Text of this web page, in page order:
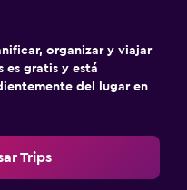
organizar y viajar
es gratis y está
del lugar en
Trips